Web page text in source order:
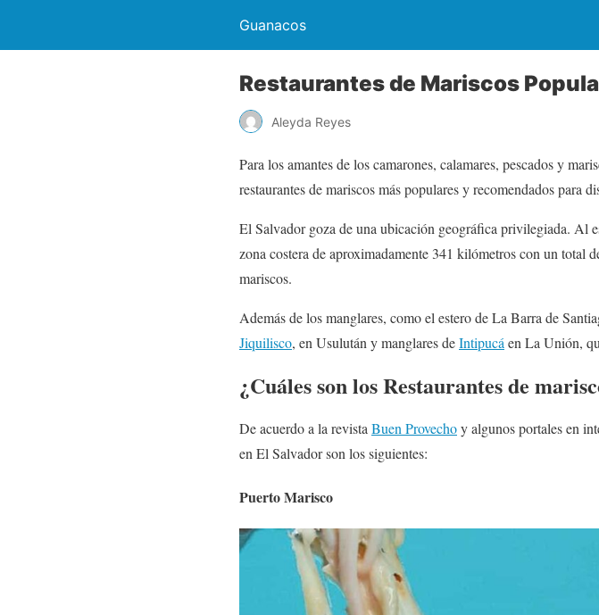
Guanacos
Restaurantes de Mariscos
Aleyda Reyes
Para los amantes de los camarones, calamares, pescados y
restaurantes de mariscos más populares y recomendados para
El Salvador goza de una ubicación geográfica privilegiada. Al
zona costera de aproximadamente 341 kilómetros con un total
mariscos.
Además de los manglares, como el estero de La Barra de
Jiquilisco, en Usulután y manglares deIntipucá en La Unión,
¿Cuáles son los Restaurantes de
De acuerdo a la revista Buen Provechoy algunos portales en
en El Salvador son los siguientes:
Puerto Marisco